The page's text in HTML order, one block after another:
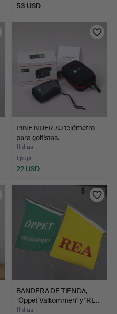
53 USD
PINFINDER 7.0 telémetro
para golfistas.
11 días
1 puja
22 USD
BANDERA DE TIENDA,
"Öppet Välkommen" y "RE…
11 días